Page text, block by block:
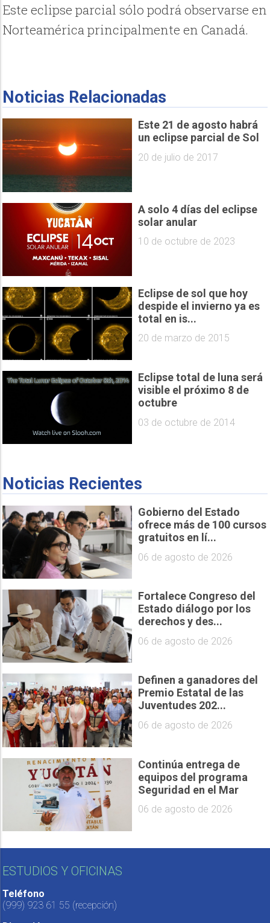
Este eclipse parcial sólo podrá observarse en
Norteamérica principalmente en Canadá.
Noticias Relacionadas
Este 21 de agosto habrá
un eclipse parcial de Sol
20 de julio de 2017
A solo 4 días del eclipse
solar anular
10 de octubre de 2023
Eclipse de sol que hoy
despide el invierno ya es
total en is...
20 de marzo de 2015
Eclipse total de luna será
visible el próximo 8 de
octubre
03 de octubre de 2014
Noticias Recientes
Gobierno del Estado
ofrece más de 100 cursos
gratuitos en lí...
06 de agosto de 2026
Fortalece Congreso del
Estado diálogo por los
derechos y des...
06 de agosto de 2026
Definen a ganadores del
Premio Estatal de las
Juventudes 202...
06 de agosto de 2026
Continúa entrega de
equipos del programa
Seguridad en el Mar
06 de agosto de 2026
ESTUDIOS Y OFICINAS
Teléfono
(999) 923 61 55 (recepción)